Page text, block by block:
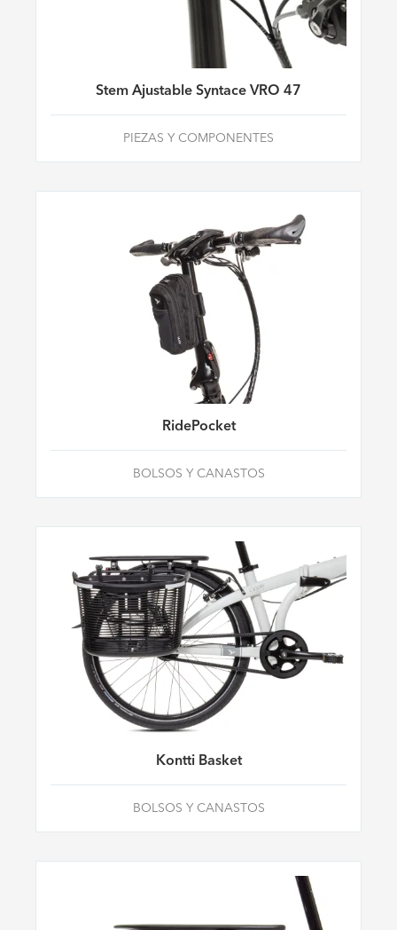
Stem Ajustable Syntace VRO 47
PIEZAS Y COMPONENTES
RidePocket
BOLSOS Y CANASTOS
Kontti Basket
BOLSOS Y CANASTOS